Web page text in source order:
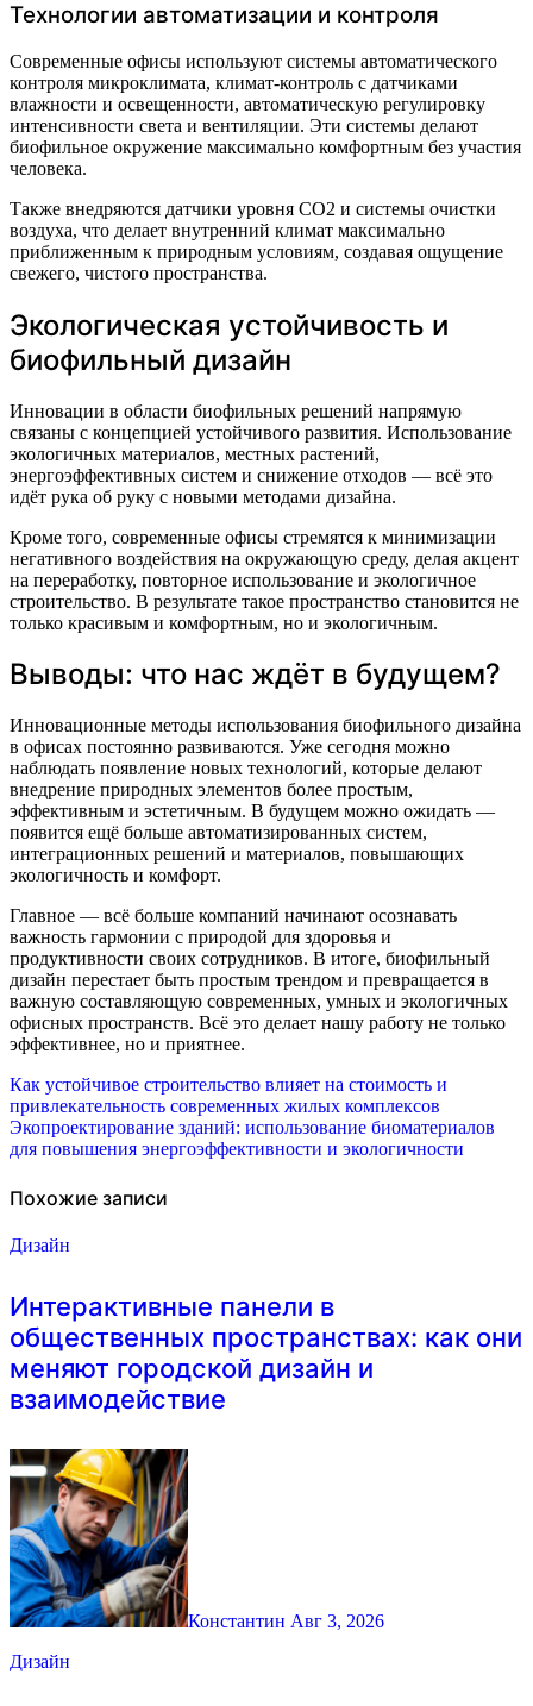
Технологии автоматизации и контроля
Современные офисы используют системы автоматического
контроля микроклимата, климат-контроль с датчиками
влажности и освещенности, автоматическую регулировку
интенсивности света и вентиляции. Эти системы делают
биофильное окружение максимально комфортным без участия
человека.
Также внедряются датчики уровня CO2 и системы очистки
воздуха, что делает внутренний климат максимально
приближенным к природным условиям, создавая ощущение
свежего, чистого пространства.
Экологическая устойчивость и
биофильный дизайн
Инновации в области биофильных решений напрямую
связаны с концепцией устойчивого развития. Использование
экологичных материалов, местных растений,
энергоэффективных систем и снижение отходов — всё это
идёт рука об руку с новыми методами дизайна.
Кроме того, современные офисы стремятся к минимизации
негативного воздействия на окружающую среду, делая акцент
на переработку, повторное использование и экологичное
строительство. В результате такое пространство становится не
только красивым и комфортным, но и экологичным.
Выводы: что нас ждёт в будущем?
Инновационные методы использования биофильного дизайна
в офисах постоянно развиваются. Уже сегодня можно
наблюдать появление новых технологий, которые делают
внедрение природных элементов более простым,
эффективным и эстетичным. В будущем можно ожидать —
появится ещё больше автоматизированных систем,
интеграционных решений и материалов, повышающих
экологичность и комфорт.
Главное — всё больше компаний начинают осознавать
важность гармонии с природой для здоровья и
продуктивности своих сотрудников. В итоге, биофильный
дизайн перестает быть простым трендом и превращается в
важную составляющую современных, умных и экологичных
офисных пространств. Всё это делает нашу работу не только
эффективнее, но и приятнее.
Навигация
по
записям
Как устойчивое строительство влияет на стоимость и
привлекательность современных жилых комплексов
Экопроектирование зданий: использование биоматериалов
для повышения энергоэффективности и экологичности
Похожие записи
Дизайн
Интерактивные панели в
общественных пространствах: как они
меняют городской дизайн и
взаимодействие
Константин Авг 3, 2026
Дизайн